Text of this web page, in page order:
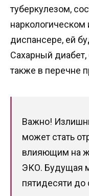
туберкулезом,
наркологическом
диспансере, ей
Сахарный
также в перечне
Важно!
может стать
влияющим на
ЭКО. Будущая
пятидесяти до